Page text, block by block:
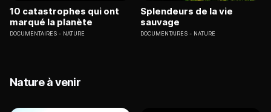
10 catastrophes qui ont
marqué la planète
DOCUMENTAIRES NATURE
Splendeurs de la vie
sauvage
DOCUMENTAIRES NATURE
Nature à venir